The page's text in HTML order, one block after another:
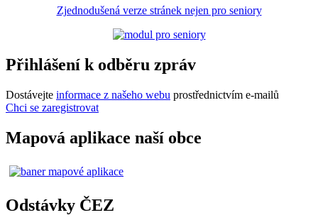
Zjednodušená verze stránek nejen pro seniory
Přihlášení k odběru zpráv
Dostávejte informace z našeho webu prostřednictvím e-mailů
Chci se zaregistrovat
Mapová aplikace naší obce
Odstávky ČEZ